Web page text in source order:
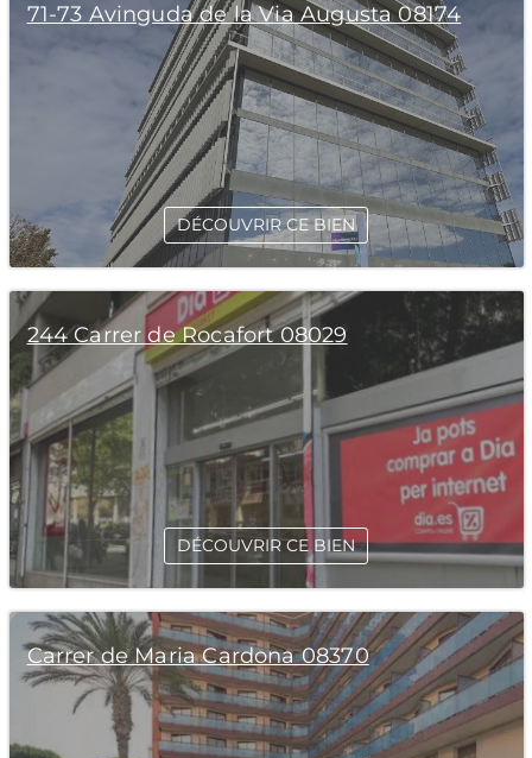
71-73 Avinguda de la Via Augusta 08174
DÉCOUVRIR CE BIEN
244 Carrer de Rocafort 08029
DÉCOUVRIR CE BIEN
Carrer de Maria Cardona 08370